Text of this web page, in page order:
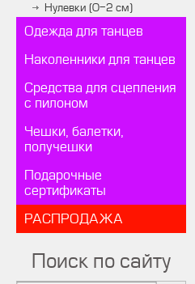
Нулевки (0-2 см)
Одежда для танцев
Наколенники для танцев
Средства для сцепления
с пилоном
Чешки, балетки,
получешки
Подарочные
сертификаты
РАСПРОДАЖА
Поиск по сайту